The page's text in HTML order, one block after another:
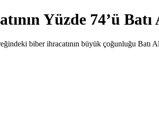
Yüzde 74’ü
biber ihracatının büyük çoğunluğu Batı